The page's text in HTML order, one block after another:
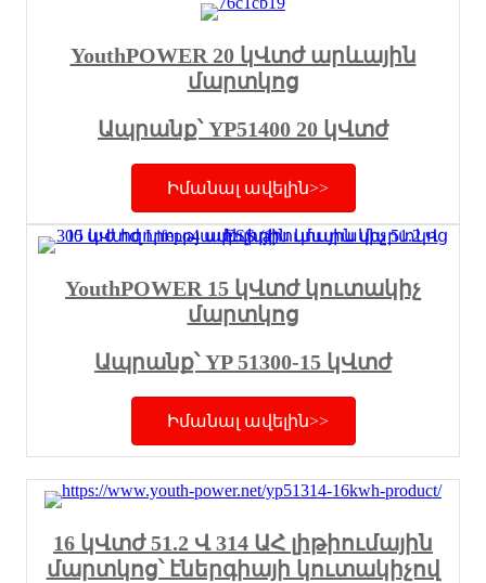
YouthPOWER 20 կՎտժ արևային
մարտկոց
Ապրանք՝ YP51400 20 կՎտժ
Իմանալ ավելին>>
YouthPOWER 15 կՎտժ կուտակիչ
մարտկոց
Ապրանք՝ YP 51300-15 կՎտժ
Իմանալ ավելին>>
16 կՎտժ 51.2 Վ 314 ԱՀ լիթիումային
մարտկոց՝ էներգիայի կուտակիչով